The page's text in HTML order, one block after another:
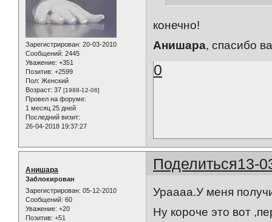
Зарегистрирован: 20-03-2010
Сообщений: 2445
Уважение: +351
Позитив: +2599
Пол: Женский
Возраст: 37 [1988-12-06]
Провел на форуме:
1 месяц 25 дней
Последний визит:
26-04-2018 19:37:27
конечно!
Анишара, спасибо
0
Поделиться13-
Анишара
Заблокирован
Зарегистрирован: 05-12-2010
Сообщений: 60
Уважение: +20
Позитив: +51
Ураааа.У меня
Ну короче это вот